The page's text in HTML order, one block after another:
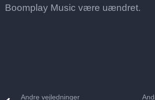
Boomplay Music være uændret.
Andre vejledninger